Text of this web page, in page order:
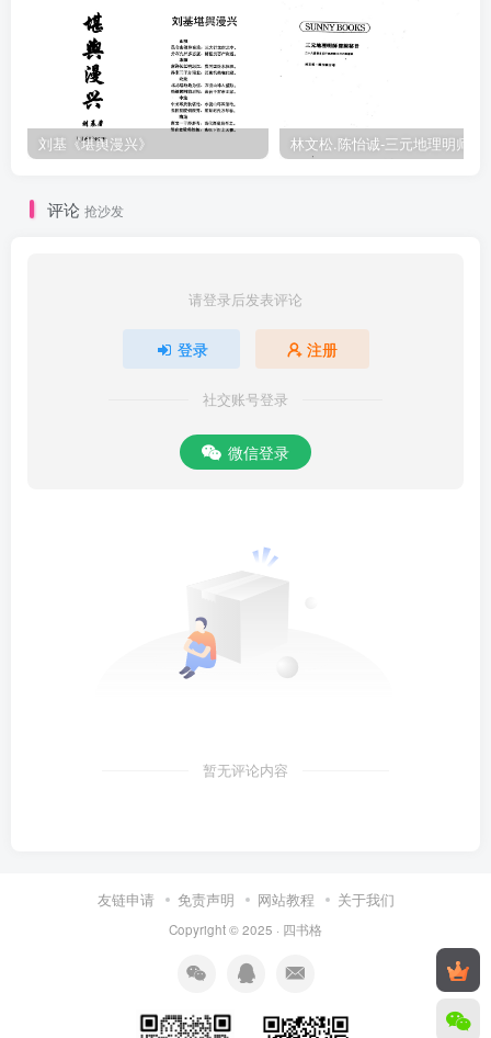
刘基《堪舆漫兴》
评论 抢沙发
请登录后发表评论
登录 注册
社交账号登录
微信登录
暂无评论内容
友链申请 免责声明 网站教程 关于我们
Copyright © 2025 · 四书格